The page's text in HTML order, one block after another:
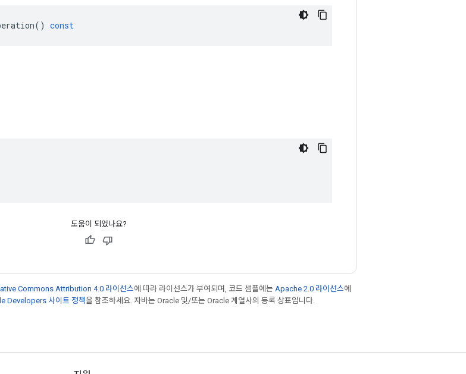
() const
도움이 되었나요?
Commons Attribution 4.0 라이선스에 따라 라이선스가 부여되며, 코드 샘플에는 Apache 2.0 라이선스에
Developers 사이트 정책을 참조하세요. 자바는 Oracle 및/또는 Oracle 계열사의 등록 상표입니다.